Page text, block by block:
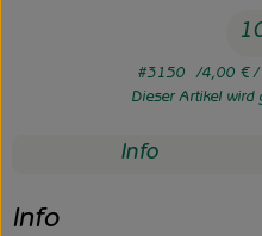
#3150 4,00 €/
Dieser Artikel wird
Info
Info